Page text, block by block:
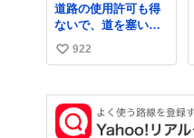
道路の使用許可も得
ないで、道を塞いだ
まま解体作業して
る。 写真を撮ろうと
罵倒されるなど。
い
ね
数
922